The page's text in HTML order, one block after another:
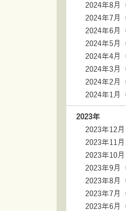
2024年8月
2024年7月
2024年6月
2024年5月
2024年4月
2024年3月
2024年2月
2024年1月
2023年
2023年12
2023年11
2023年10
2023年9月
2023年8月
2023年7月
2023年6月